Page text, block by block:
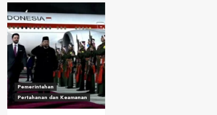
Pemerintahan
Pertahanan dan Keamanan